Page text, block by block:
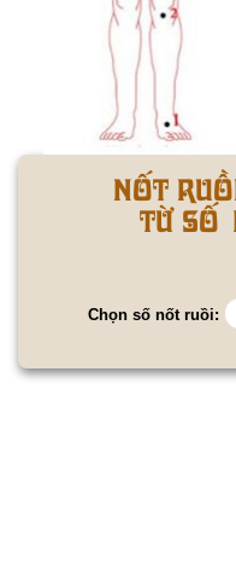
Nốt
từ số
Chọn số nốt ruồi: